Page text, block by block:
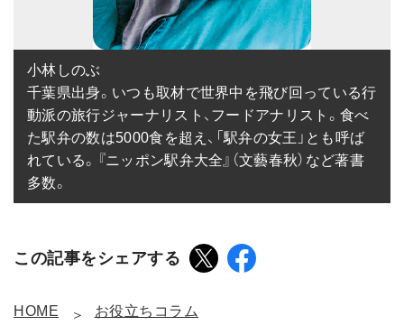
小林しのぶ
千葉県出身。いつも取材で世界中を飛び回っている行
動派の旅行ジャーナリスト、フードアナリスト。食べ
た駅弁の数は5000食を超え、「駅弁の女王」とも呼ば
れている。『ニッポン駅弁大全』（文藝春秋）など著書
多数。
この記事をシェアする
HOME お役立ちコラム